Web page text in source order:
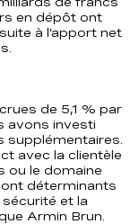
en dépôt ont
à l’apport net
de 5,1 % par
avons investi
avec la clientèle
ou le domaine
déterminants
et la
Armin Brun.